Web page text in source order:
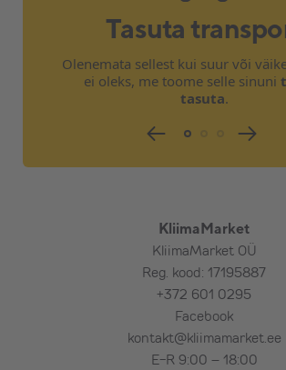
Tasuta
Olenemata sellest kui suur või
ei oleks, me toome selle sinuni
tasuta.
KliimaMarket
KliimaMarket OÜ
Reg. kood: 17195887
+372 601 0295
Facebook
kontakt@kliimamarket.ee
E-R 9:00 – 18:00